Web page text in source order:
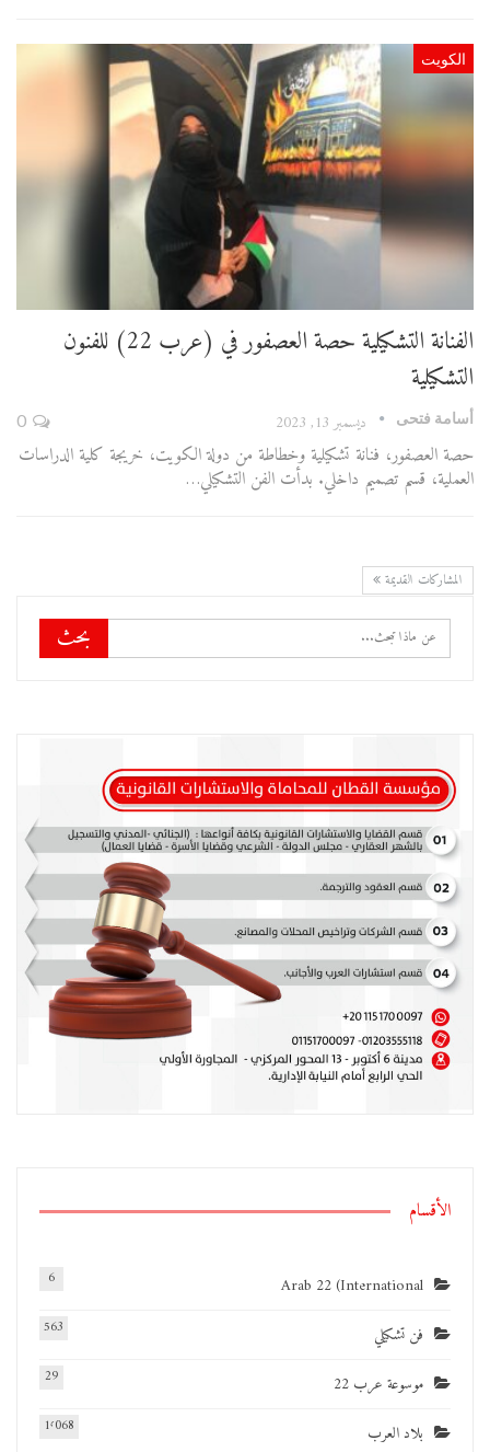
الكويت
الفنانة التشكيلية حصة العصفور في (عرب 22) للفنون
التشكيلية
أسامة فتحى ديسمبر 13, 2023
حصة العصفور، فنانة تشكيلية وخطاطة من دولة الكويت، خريجة كلية الدراسات
العملية، قسم تصميم داخلي. بدأت الفن التشكيلي…
المشاركات القديمة
الأقسام
Arab 22 (International
6
فن تشكيلي 563
موسوعة عرب 22 29
بلاد العرب 1٬068